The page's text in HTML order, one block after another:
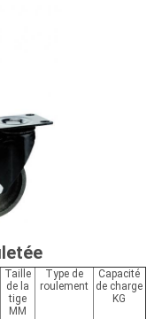
Taille
de la
tige
MM
Type de
roulement
Capacité
de charge
KG